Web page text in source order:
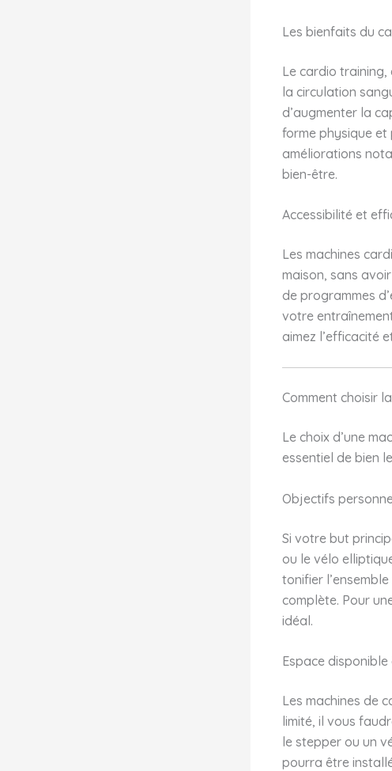
Les bienfaits du
Le cardio training,
la circulation
d’augmenter la
forme physique et
améliorations
bien-être.
Accessibilité et
Les machines
maison, sans
de programmes
votre
aimez l’efficacité
Comment choisir
Le choix d’une
essentiel de bien
Objectifs
Si votre but
ou le vélo
tonifier
complète. Pour
idéal.
Espace disponible
Les machines de
limité, il vous
le stepper ou un
pourra être